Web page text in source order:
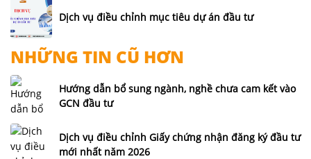
Dịch vụ điều chỉnh mục tiêu dự án đầu tư
NHỮNG TIN CŨ HƠN
Hướng dẫn bổ sung ngành, nghề chưa cam kết vào
GCN đầu tư
Dịch vụ điều chỉnh Giấy chứng nhận đăng ký đầu tư
mới nhất năm 2026